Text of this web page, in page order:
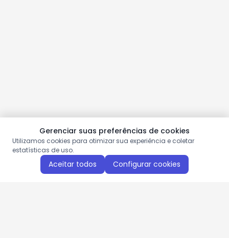
Gerenciar suas preferências de cookies
Utilizamos cookies para otimizar sua experiência e coletar
estatísticas de uso.
Aceitar todos Configurar cookies